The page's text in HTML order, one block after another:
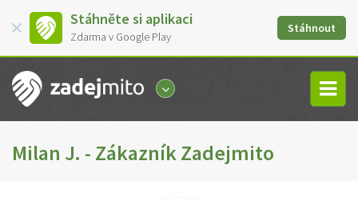
Stáhněte si aplikaci
Zdarma v Google Play
Stáhnout
Milan J. - Zákazník Zadejmito